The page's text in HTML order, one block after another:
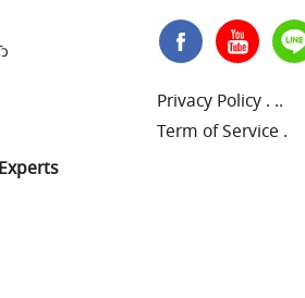
Privacy Policy . ..
Term of Service .